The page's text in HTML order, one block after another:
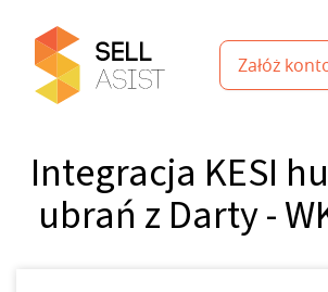
Załóż
Integracja KESI
ubrań z Darty -